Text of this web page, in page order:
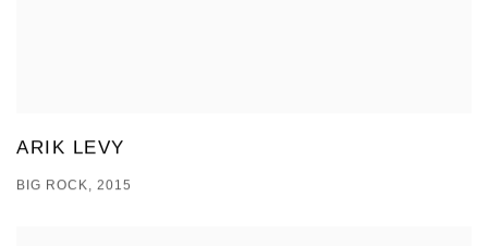
ARIK LEVY
BIG ROCK, 2015